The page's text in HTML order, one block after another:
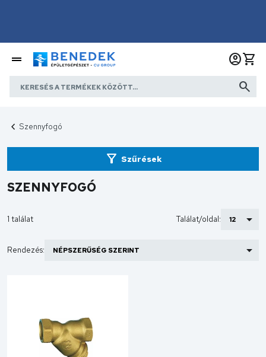
Szennyfogó
SZENNYFOGÓ
1 találat Találat/oldal:
Rendezés:
Szűrések